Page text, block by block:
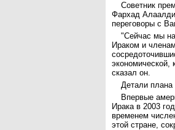
Советник
Фархад
переговоры с
"Сейчас мы
Ираком и
экономической,
сказал он.
Детали плана
Впервые
Ирака в 2003
временем
этой стране,